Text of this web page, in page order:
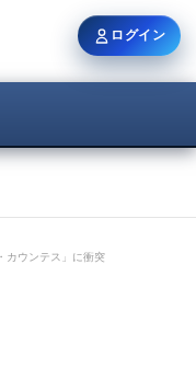
カウンテス」に衝突
ログイン